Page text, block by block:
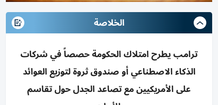
الخلاصة
ترامب يطرح امتلاك الحكومة حصصاً في شركات
الذكاء الاصطناعي أو صندوق ثروة لتوزيع العوائد
على الأمريكيين مع تصاعد الجدل حول تقاسم